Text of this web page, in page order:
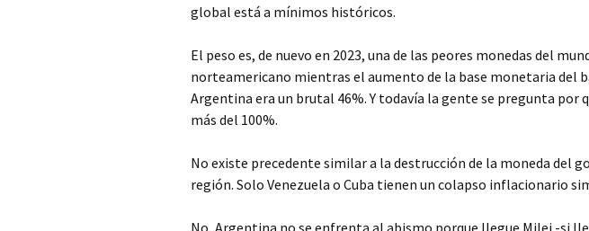
global está a mínimos históricos.
El peso es, de nuevo en 2023, una de las peores monedas del
norteamericano mientras el aumento de la base monetaria del
Argentina era un brutal 46%. Y todavía la gente se pregunta por
más del 100%.
No existe precedente similar a la destrucción de la moneda del
región. Solo Venezuela o Cuba tienen un colapso inflacionario
No, Argentina no se enfrenta al abismo porque llegue Milei -si